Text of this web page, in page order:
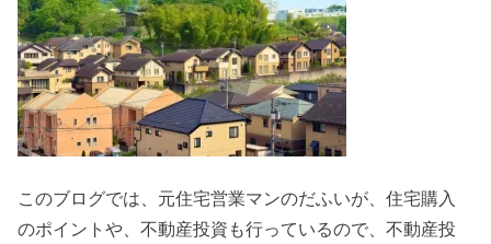
このブログでは、元住宅営業マンのだふいが、住宅購入
のポイントや、不動産投資も行っているので、不動産投